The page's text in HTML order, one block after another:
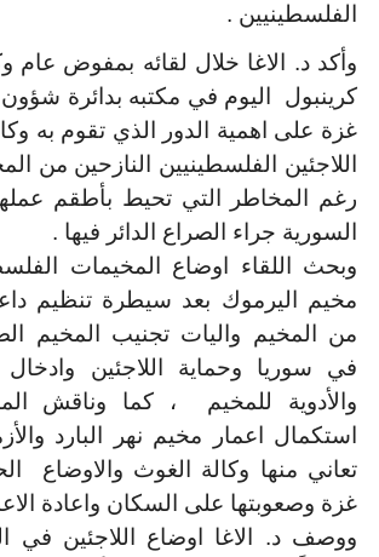
الفلسطينيين .
وأكد د. الاغا خلال لقائه بمفوض عام
كرينبول اليوم في مكتبه بدائرة شؤون
غزة على اهمية الدور الذي تقوم به
اللاجئين الفلسطينيين النازحين من
رغم المخاطر التي تحيط بأطقم
السورية جراء الصراع الدائر فيها .
وبحث اللقاء اوضاع المخيمات
مخيم اليرموك بعد سيطرة تنظيم
من المخيم واليات تجنيب المخيم
في سوريا وحماية اللاجئين وادخال
والأدوية للمخيم ، كما وناقش
استكمال اعمار مخيم نهر البارد
تعاني منها وكالة الغوث والاوضاع
غزة وصعوبتها على السكان واعادة
ووصف د. الاغا اوضاع اللاجئين في